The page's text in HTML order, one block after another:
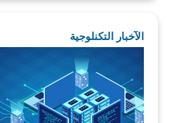
الآخبار التكنلوجية